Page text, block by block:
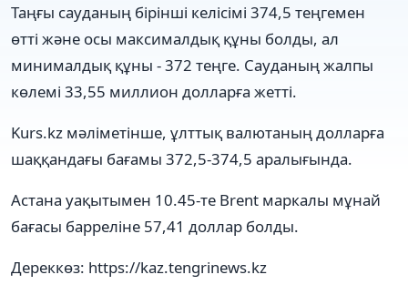
Таңғы сауданың бірінші келісімі 374,5 теңгемен
өтті және осы максималдық құны болды, ал
минималдық құны - 372 теңге. Сауданың жалпы
көлемі 33,55 миллион долларға жетті.
Kurs.kz мәліметінше, ұлттық валютаның долларға
шаққандағы бағамы 372,5-374,5 аралығында.
Астана уақытымен 10.45-те Brent маркалы мұнай
бағасы барреліне 57,41 доллар болды.
Дереккөз: https://kaz.tengrinews.kz